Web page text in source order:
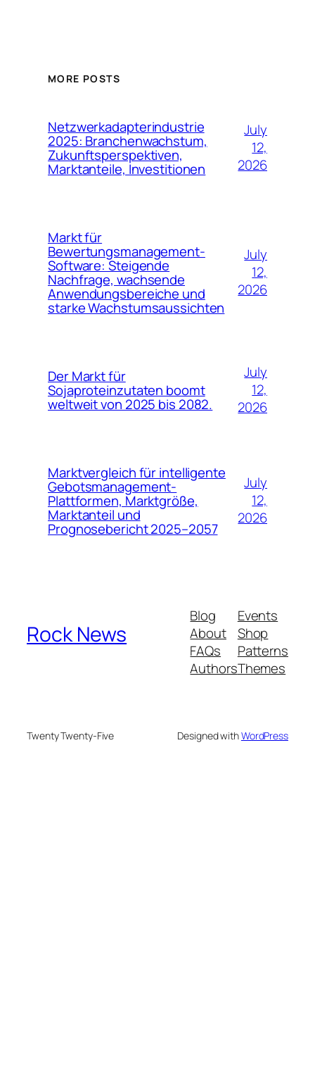
MORE POSTS
Netzwerkadapterindustrie
2025: Branchenwachstum,
Zukunftsperspektiven,
Marktanteile, Investitionen
July
12,
2026
Markt für
Bewertungsmanagement-
Software: Steigende
Nachfrage, wachsende
Anwendungsbereiche und
starke Wachstumsaussichten
July
12,
2026
Der Markt für
Sojaproteinzutaten boomt
weltweit von 2025 bis 2082.
July
12,
2026
Marktvergleich für intelligente
Gebotsmanagement-
Plattformen, Marktgröße,
Marktanteil und
Prognosebericht 2025–2057
July
12,
2026
Rock News
Blog
About
FAQs
Authors
Events
Shop
Patterns
Themes
Twenty Twenty-Five Designed withWordPress